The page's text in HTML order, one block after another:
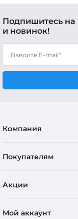
Подпишитесь на
и новинок!
Компания
Покупателям
Акции
Мой аккаунт